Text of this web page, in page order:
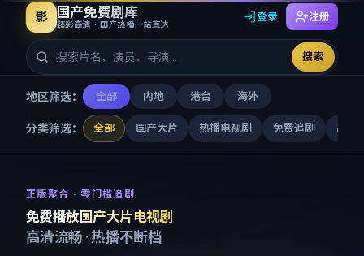
影 国产免费剧库
臻彩高清 · 国产热播一站直达
搜索
登录 注册
地区筛选： 全部 内地 港台 海外
分类筛选： 全部 国产大片 热播电视剧 免费追剧 高清
正版聚合 · 零门槛追剧
免费播放国产大片电视剧
高清流畅 · 热播不断档